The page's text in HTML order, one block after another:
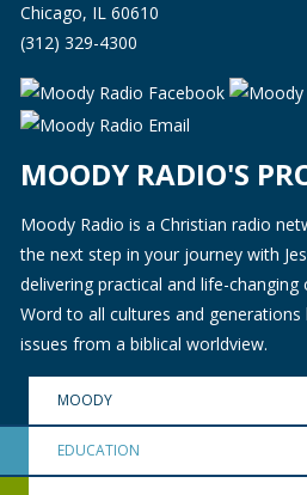
Chicago, IL 60610
(312) 329-4300
MOODY RADIO'S
Moody Radio is a Christian radio
the next step in your journey with
delivering practical and life-
Word to all cultures and generations
issues from a biblical worldview.
MOODY
EDUCATION